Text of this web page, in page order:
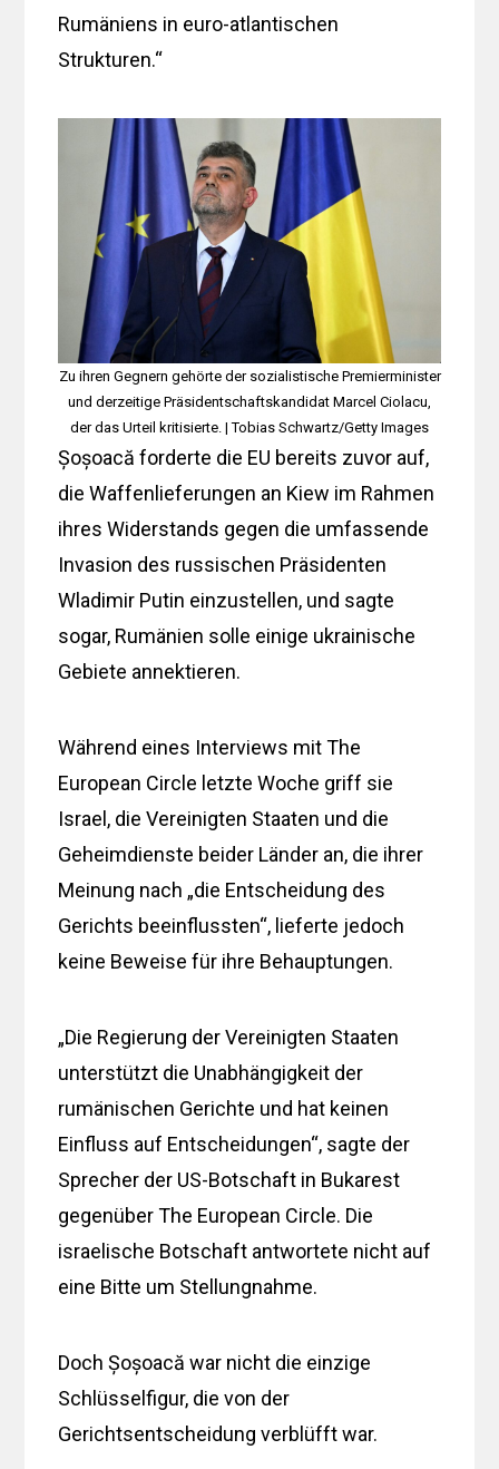
Rumäniens in euro-atlantischen
Strukturen.“
Zu ihren Gegnern gehörte der sozialistische Premierminister
und derzeitige Präsidentschaftskandidat Marcel Ciolacu,
der das Urteil kritisierte. | Tobias Schwartz/Getty Images
Șoșoacă forderte die EU bereits zuvor auf,
die Waffenlieferungen an Kiew im Rahmen
ihres Widerstands gegen die umfassende
Invasion des russischen Präsidenten
Wladimir Putin einzustellen, und sagte
sogar, Rumänien solle einige ukrainische
Gebiete annektieren.
Während eines Interviews mit The
European Circle letzte Woche griff sie
Israel, die Vereinigten Staaten und die
Geheimdienste beider Länder an, die ihrer
Meinung nach „die Entscheidung des
Gerichts beeinflussten“, lieferte jedoch
keine Beweise für ihre Behauptungen.
„Die Regierung der Vereinigten Staaten
unterstützt die Unabhängigkeit der
rumänischen Gerichte und hat keinen
Einfluss auf Entscheidungen“, sagte der
Sprecher der US-Botschaft in Bukarest
gegenüber The European Circle. Die
israelische Botschaft antwortete nicht auf
eine Bitte um Stellungnahme.
Doch Șoșoacă war nicht die einzige
Schlüsselfigur, die von der
Gerichtsentscheidung verblüfft war.